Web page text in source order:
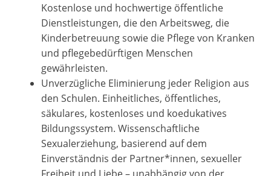
Kostenlose und hochwertige öffentliche
Dienstleistungen, die den Arbeitsweg, die
Kinderbetreuung sowie die Pflege von Kranken
und pflegebedürftigen Menschen
gewährleisten.
Unverzügliche Eliminierung jeder Religion aus
den Schulen. Einheitliches, öffentliches,
säkulares, kostenloses und koedukatives
Bildungssystem. Wissenschaftliche
Sexualerziehung, basierend auf dem
Einverständnis der Partner*innen, sexueller